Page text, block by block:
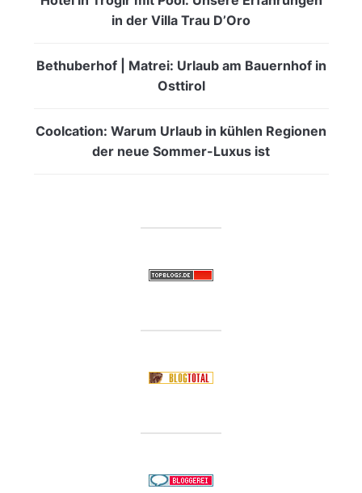
in der Villa Trau D’Oro
Bethuberhof | Matrei: Urlaub am Bauernhof in
Osttirol
Coolcation: Warum Urlaub in kühlen Regionen
der neue Sommer-Luxus ist